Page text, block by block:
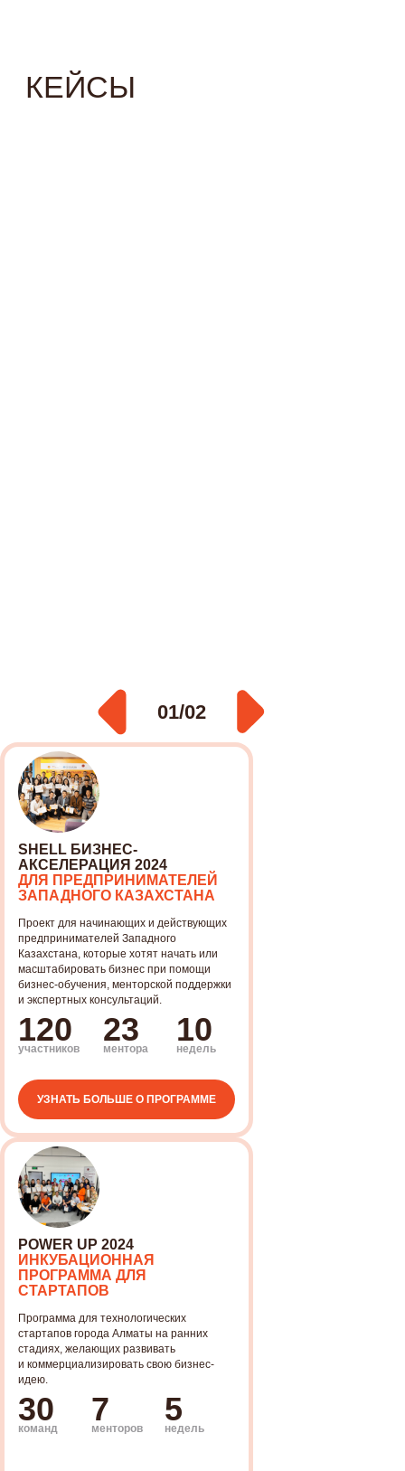
120
участников
23
ментора
10
недель
SHELL БИЗНЕС-
АКСЕЛЕРАЦИЯ 2024
ДЛЯ ПРЕДПРИНИМАТЕЛЕЙ
ЗАПАДНОГО КАЗАХСТАНА
Проект для начинающих и действующих
предпринимателей Западного
Казахстана, которые хотят начать или
масштабировать бизнес при помощи
бизнес-обучения, менторской поддержки
и экспертных консультаций.
УЗНАТЬ БОЛЬШЕ О ПРОГРАММЕ
30
команд
7
менторов
5
недель
POWER UP 2024
ИНКУБАЦИОННАЯ
ПРОГРАММА ДЛЯ
СТАРТАПОВ
Программа для технологических
стартапов города Алматы на ранних
стадиях, желающих развивать
и коммерциализировать свою бизнес-
идею.